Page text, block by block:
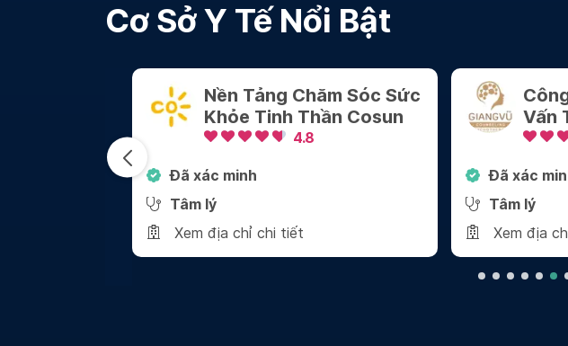
Cơ Sở Y Tế Nổi Bật
Tảng Chăm Sóc Sức
Tinh Thần Cosun
Công Ty TNHH Tham
Vấn Tâm Lý Giang Vũ
Đã xác minh
Xem địa chỉ chi tiết